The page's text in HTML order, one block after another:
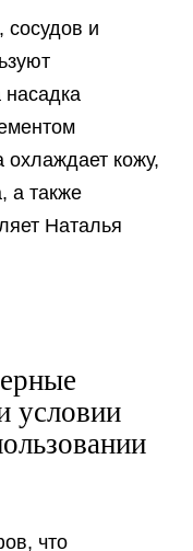
сосудов и
насадка
охлаждает кожу,
а также
Наталья
условии
что